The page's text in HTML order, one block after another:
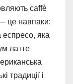
caffè
це навпаки:
еспресо, яка
латте
традиції і